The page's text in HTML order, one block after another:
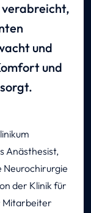
und
und
Anästhesist,
Neurochirurgie
der Klinik für
Mitarbeiter